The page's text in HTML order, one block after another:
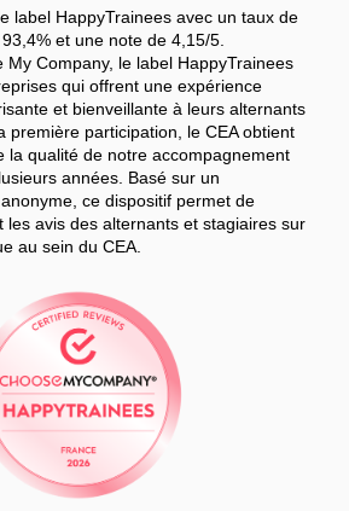
label HappyTrainees avec un taux de
et une note de 4,15/5.
My Company, le label HappyTrainees
qui offrent une expérience
et bienveillante à leurs alternants
première participation, le CEA obtient
la qualité de notre accompagnement
années. Basé sur un
ce dispositif permet de
les avis des alternants et stagiaires sur
au sein du CEA.